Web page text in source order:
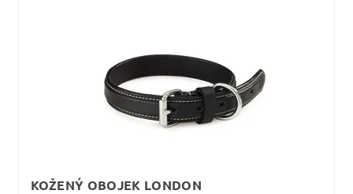
KOŽENÝ OBOJEK LONDON